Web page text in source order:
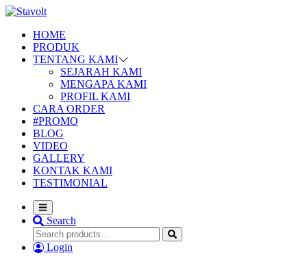
HOME
PRODUK
TENTANG KAMI
SEJARAH KAMI
MENGAPA KAMI
PROFIL KAMI
CARA ORDER
#PROMO
BLOG
VIDEO
GALLERY
KONTAK KAMI
TESTIMONIAL
Search
Login